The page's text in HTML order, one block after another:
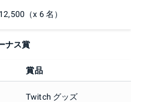
（x 6 名）
ナス賞
賞品
Twitch グッズ